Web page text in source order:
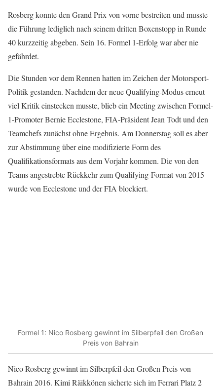
Rosberg konnte den Grand Prix von vorne bestreiten und musste
die Führung lediglich nach seinem dritten Boxenstopp in Runde
40 kurzzeitig abgeben. Sein 16. Formel 1-Erfolg war aber nie
gefährdet.
Die Stunden vor dem Rennen hatten im Zeichen der Motorsport-
Politik gestanden. Nachdem der neue Qualifying-Modus erneut
viel Kritik einstecken musste, blieb ein Meeting zwischen Formel-
1-Promoter Bernie Ecclestone, FIA-Präsident Jean Todt und den
Teamchefs zunächst ohne Ergebnis. Am Donnerstag soll es aber
zur Abstimmung über eine modifizierte Form des
Qualifikationsformats aus dem Vorjahr kommen. Die von den
Teams angestrebte Rückkehr zum Qualifying-Format von 2015
wurde von Ecclestone und der FIA blockiert.
Formel 1: Nico Rosberg gewinnt im Silberpfeil den Großen
Preis von Bahrain
Nico Rosberg gewinnt im Silberpfeil den Großen Preis von
Bahrain 2016. Kimi Räikkönen sicherte sich im Ferrari Platz 2